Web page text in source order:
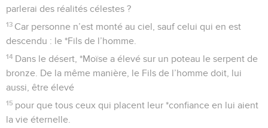
parlerai des réalités célestes ?
13 Car personne n’est monté au ciel, sauf celui qui en est
descendu : le *Fils de l’homme.
14 Dans le désert, *Moïse a élevé sur un poteau le serpent de
bronze. De la même manière, le Fils de l’homme doit, lui
aussi, être élevé
15 pour que tous ceux qui placent leur *confiance en lui aient
la vie éternelle.